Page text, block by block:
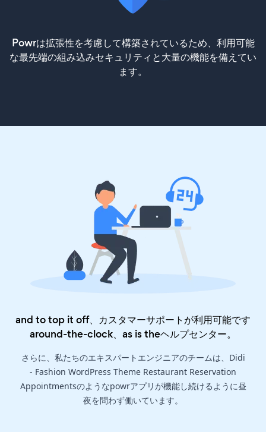
Powrは拡張性を考慮して構築されているため、利用可能
な最先端の組み込みセキュリティと大量の機能を備えてい
ます。
and to top it off、カスタマーサポートが利用可能です
around-the-clock、as is theヘルプセンター。
さらに、私たちのエキスパートエンジニアのチームは、Didi
- Fashion WordPress Theme Restaurant Reservation
Appointmentsのようなpowrアプリが機能し続けるように昼
夜を問わず働いています。